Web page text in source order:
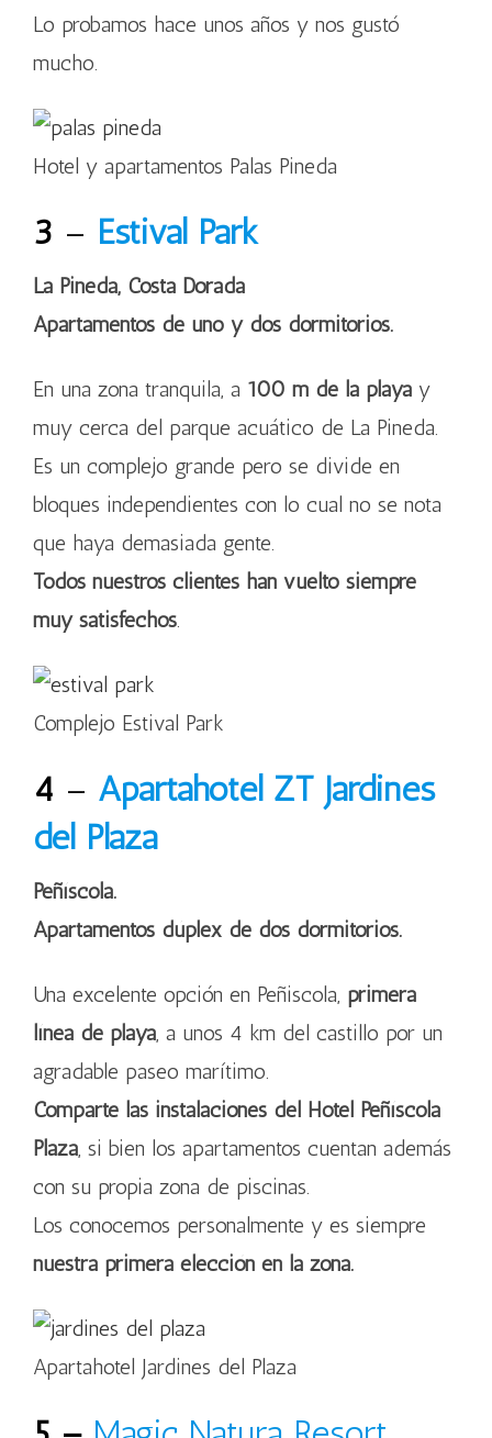
Lo probamos hace unos años y nos gustó
mucho.
Hotel y apartamentos Palas Pineda
3 – Estival Park
La Pineda, Costa Dorada
Apartamentos de uno y dos dormitorios.
En una zona tranquila, a 100 m de la playa y
muy cerca del parque acuático de La Pineda.
Es un complejo grande pero se divide en
bloques independientes con lo cual no se nota
que haya demasiada gente.
Todos nuestros clientes han vuelto siempre
muy satisfechos.
Complejo Estival Park
4 – Apartahotel ZT Jardines
del Plaza
Peñíscola.
Apartamentos dúplex de dos dormitorios.
Una excelente opción en Peñiscola, primera
línea de playa, a unos 4 km del castillo por un
agradable paseo marítimo.
Comparte las instalaciones del Hotel Peñíscola
Plaza, si bien los apartamentos cuentan además
con su propia zona de piscinas.
Los conocemos personalmente y es siempre
nuestra primera elección en la zona.
Apartahotel Jardines del Plaza